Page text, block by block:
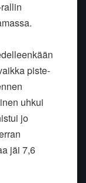
piste-
uhkui
jo
jäi 7,6